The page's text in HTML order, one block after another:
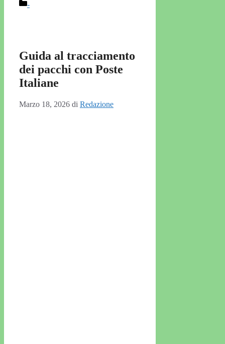
Categorie
-
Guida al tracciamento
dei pacchi con Poste
Italiane
Marzo 18, 2026 di Redazione